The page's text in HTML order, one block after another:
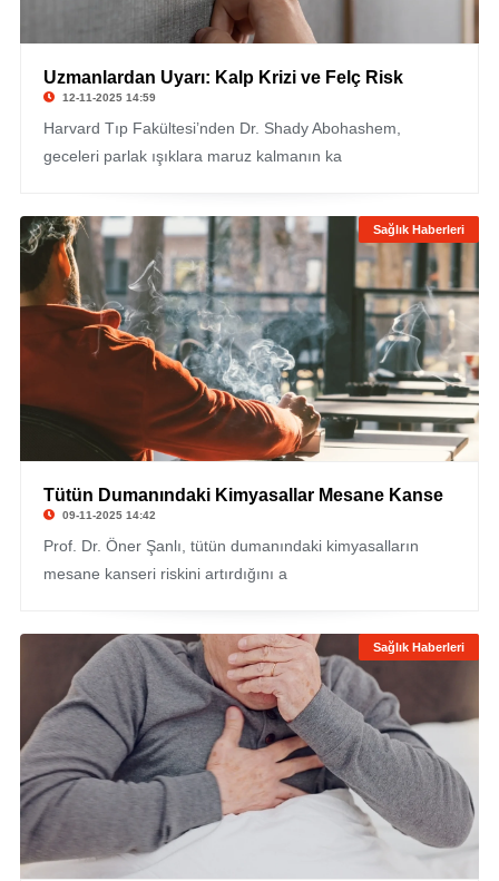
Uzmanlardan Uyarı: Kalp Krizi ve Felç Risk
12-11-2025 14:59
Harvard Tıp Fakültesi’nden Dr. Shady Abohashem,
geceleri parlak ışıklara maruz kalmanın ka
Sağlık Haberleri
Tütün Dumanındaki Kimyasallar Mesane Kanse
09-11-2025 14:42
Prof. Dr. Öner Şanlı, tütün dumanındaki kimyasalların
mesane kanseri riskini artırdığını a
Sağlık Haberleri